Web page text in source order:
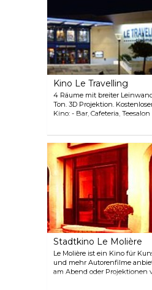
Kino Le Travelling
4 Räume mit breiter
Ton. 3D Projektion.
Kino: - Bar, Cafeteria,
Stadtkino Le Molière
Le Molière ist ein Kino für
und mehr Autorenfilme
am Abend oder Projektionen